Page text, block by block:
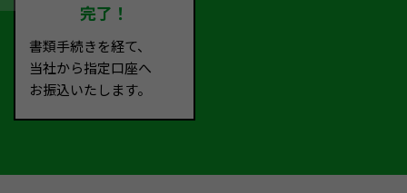
完了！
書類手続きを経て、
当社から指定口座へ
お振込いたします。